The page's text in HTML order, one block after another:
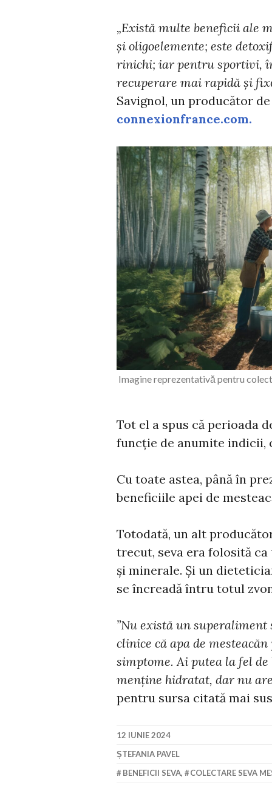
„Există multe beneficii ale
și oligoelemente; este
rinichi; iar pentru sportivi,
recuperare mai rapidă și
Savignol, un producător
connexionfrance.com.
Imagine reprezentativă pentru
Tot el a spus că perioada
funcție de anumite indicii,
Cu toate astea, până în
beneficiile apei de
Totodată, un alt
trecut, seva era folosită
și minerale. Și un
se încreadă întru totul
”Nu există un
clinice că apa de
simptome. Ai putea la fel
menține hidratat, dar nu
pentru sursa citată mai
12 IUNIE 2024
ȘTEFANIA PAVEL
BENEFICII SEVA, COLECTARE SEVA